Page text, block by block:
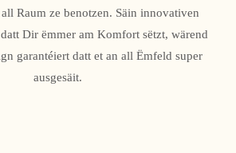
Raum ze benotzen. Säin innovativen
Dir ëmmer am Komfort sëtzt, wärend
garantéiert datt et an all Ëmfeld super
ausgesäit.